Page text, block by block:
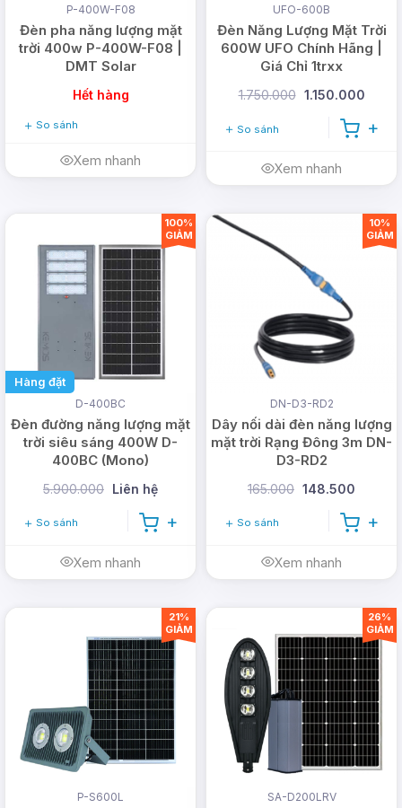
Phường Thới An, TP Hồ Chí Minh (Xem bản
đồ)
Trụ sở: 26/1B Ấp Nam Lân, Xã Bà Điểm,
TP Hồ Chí Minh
Hotline:
- CSKH/Bảo hành:
1900.099901 - Doanh nghiệp:
vn@dmtsolar.com
cskh@dmtsolar.com
Web: www.dmtsolar.com -
www.dmtsolar.vn
P-400W-F08
Đèn pha năng lượng mặt
trời 400w P-400W-F08 |
DMT Solar
Hết hàng
So sánh
Xem nhanh
UFO-600B
Đèn Năng Lượng Mặt Trời
600W UFO Chính Hãng |
Giá Chỉ 1trxx
1.750.000 1.150.000
So sánh
Xem nhanh
Hàng đặt
D-400BC
Đèn đường năng lượng mặt
trời siêu sáng 400W D-
400BC (Mono)
5.900.000 Liên hệ
So sánh
Xem nhanh
100%
GIẢM
DN-D3-RD2
Dây nối dài đèn năng lượng
mặt trời Rạng Đông 3m DN-
D3-RD2
165.000 148.500
So sánh
Xem nhanh
10%
GIẢM
P-S600L
21%
GIẢM
SA-D200LRV
26%
GIẢM